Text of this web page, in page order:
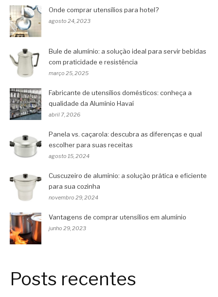
Onde comprar utensílios para hotel?
agosto 24, 2023
Bule de alumínio: a solução ideal para servir bebidas
com praticidade e resistência
março 25, 2025
Fabricante de utensílios domésticos: conheça a
qualidade da Alumínio Havaí
abril 7, 2026
Panela vs. caçarola: descubra as diferenças e qual
escolher para suas receitas
agosto 15, 2024
Cuscuzeiro de alumínio: a solução prática e eficiente
para sua cozinha
novembro 29, 2024
Vantagens de comprar utensílios em alumínio
junho 29, 2023
Posts recentes